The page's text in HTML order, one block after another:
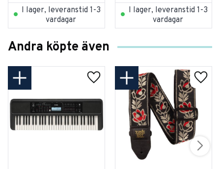
I lager, leveranstid 1-3
vardagar
I lager, leveranstid 1-3
vardagar
Andra köpte även